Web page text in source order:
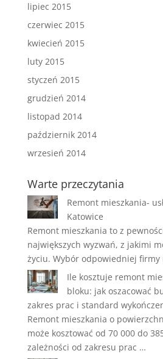
lipiec 2015
czerwiec 2015
kwiecień 2015
luty 2015
styczeń 2015
grudzień 2014
listopad 2014
październik 2014
wrzesień 2014
Warte przeczytania
Remont mieszkania-
Katowice
Remont mieszkania to z
największych wyzwań, z jakimi
życiu. Wybór odpowiedniej
Ile kosztuje remont
bloku: jak oszacować
zakres prac i standard
Remont mieszkania o
może kosztować od 70 000 do
zależności od zakresu prac …